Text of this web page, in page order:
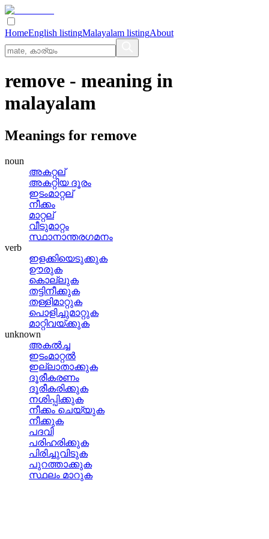
HomeEnglish listingMalayalam listingAbout
remove - meaning in
malayalam
Meanings for remove
noun
അകറ്റല്
അകറ്റിയ ദൂരം
ഇടംമാറ്റല്
നീക്കം
മാറ്റല്
വീടുമാറ്റം
സ്ഥാനാന്തരഗമനം
verb
ഇളക്കിയെടുക്കുക
ഊരുക
കൊല്ലുക
തട്ടിനീക്കുക
തള്ളിമാറ്റുക
പൊളിച്ചുമാറ്റുക
മാറ്റിവയ്‌ക്കുക
unknown
അകല്‍ച്ച
ഇടംമാറ്റല്‍
ഇല്ലാതാക്കുക
ദൂരീകരണം
ദൂരീകരിക്കുക
നശിപ്പിക്കുക
നീക്കം ചെയ്യുക
നീക്കുക
പദവി
പരിഹരിക്കുക
പിരിച്ചുവിടുക
പുറത്താക്കുക
സ്ഥലം മാറുക